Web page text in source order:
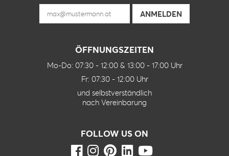
ÖFFNUNGSZEITEN
Mo-Do: 07:30 - 12:00 & 13:00 - 17:00 Uhr
Fr: 07:30 - 12:00 Uhr
und selbstverständlich
nach Vereinbarung
FOLLOW US ON